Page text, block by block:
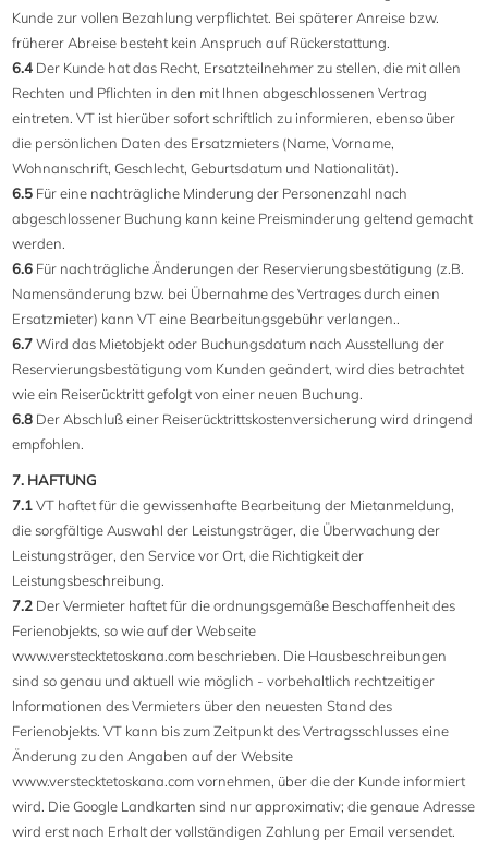
Kunde zur vollen Bezahlung verpflichtet. Bei späterer Anreise bzw.
früherer Abreise besteht kein Anspruch auf Rückerstattung.
6.4 Der Kunde hat das Recht, Ersatzteilnehmer zu stellen, die mit allen
Rechten und Pflichten in den mit Ihnen abgeschlossenen Vertrag
eintreten. VT ist hierüber sofort schriftlich zu informieren, ebenso über
die persönlichen Daten des Ersatzmieters (Name, Vorname,
Wohnanschrift, Geschlecht, Geburtsdatum und Nationalität).
6.5 Für eine nachträgliche Minderung der Personenzahl nach
abgeschlossener Buchung kann keine Preisminderung geltend gemacht
werden.
6.6 Für nachträgliche Änderungen der Reservierungsbestätigung (z.B.
Namensänderung bzw. bei Übernahme des Vertrages durch einen
Ersatzmieter) kann VT eine Bearbeitungsgebühr verlangen..
6.7Wird das Mietobjekt oder Buchungsdatum nach Ausstellung der
Reservierungsbestätigung vom Kunden geändert, wird dies betrachtet
wie ein Reiserücktritt gefolgt von einer neuen Buchung.
6.8 Der Abschluß einer Reiserücktrittskostenversicherung wird dringend
empfohlen.
7. HAFTUNG
7.1VT haftet für die gewissenhafte Bearbeitung der Mietanmeldung,
die sorgfältige Auswahl der Leistungsträger, die Überwachung der
Leistungsträger, den Service vor Ort, die Richtigkeit der
Leistungsbeschreibung.
7.2 Der Vermieter haftet für die ordnungsgemäße Beschaffenheit des
Ferienobjekts, so wie auf der Webseite
www.verstecktetoskana.com beschrieben. Die Hausbeschreibungen
sind so genau und aktuell wie möglich - vorbehaltlich rechtzeitiger
Informationen des Vermieters über den neuesten Stand des
Ferienobjekts. VT kann bis zum Zeitpunkt des Vertragsschlusses eine
Änderung zu den Angaben auf der Website
www.verstecktetoskana.com vornehmen, über die der Kunde informiert
wird. Die Google Landkarten sind nur approximativ; die genaue Adresse
wird erst nach Erhalt der vollständigen Zahlung per Email versendet.